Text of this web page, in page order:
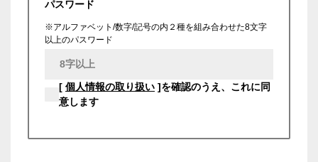
パスワード
※アルファベット/数字/記号の内２種を組み合わせた8文字
以上のパスワード
[ 個人情報の取り扱い ]を確認のうえ、これに同
意します